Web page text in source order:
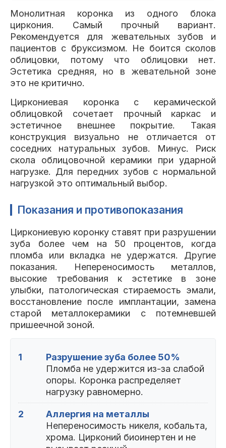
Монолитная коронка из одного блока
циркония. Самый прочный вариант.
Рекомендуется для жевательных зубов и
пациентов с бруксизмом. Не боится сколов
облицовки, потому что облицовки нет.
Эстетика средняя, но в жевательной зоне
это не критично.
Циркониевая коронка с керамической
облицовкой сочетает прочный каркас и
эстетичное внешнее покрытие. Такая
конструкция визуально не отличается от
соседних натуральных зубов. Минус. Риск
скола облицовочной керамики при ударной
нагрузке. Для передних зубов с нормальной
нагрузкой это оптимальный выбор.
Показания и противопоказания
Циркониевую коронку ставят при разрушении
зуба более чем на 50 процентов, когда
пломба или вкладка не удержатся. Другие
показания. Непереносимость металлов,
высокие требования к эстетике в зоне
улыбки, патологическая стираемость эмали,
восстановление после имплантации, замена
старой металлокерамики с потемневшей
пришеечной зоной.
1
Разрушение зуба более 50%
Пломба не удержится из-за слабой
опоры. Коронка распределяет
нагрузку равномерно.
2
Аллергия на металлы
Непереносимость никеля, кобальта,
хрома. Цирконий биоинертен и не